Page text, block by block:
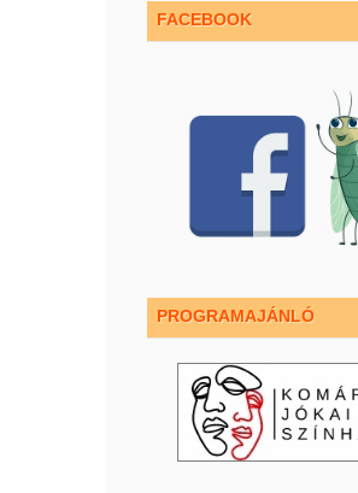
FACEBOOK
PROGRAMAJÁNLÓ